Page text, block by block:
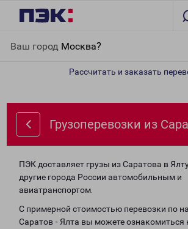
Ваш город Москва?
Рассчитать и заказать
Грузоперевозки из
ПЭК доставляет грузы из Саратова в
другие города России автомобильным и
авиатранспортом.
С примерной стоимостью перевозки по
Саратов - Ялта вы можете ознакомиться